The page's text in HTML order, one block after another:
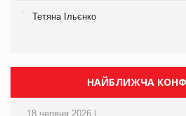
Тетяна Ільєнко
НАЙБЛИЖЧА
18 червня 2026 |